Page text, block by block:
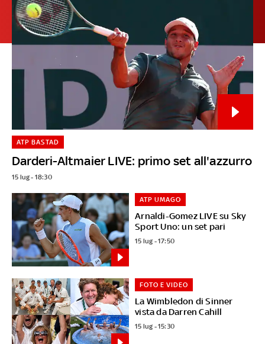
Darderi-Altmaier LIVE: primo set all'azzurro
ATP BASTAD
15 lug - 18:30
Arnaldi-Gomez LIVE su Sky
Sport Uno: un set pari
ATP UMAGO
15 lug - 17:50
La Wimbledon di Sinner
vista da Darren Cahill
FOTO E VIDEO
15 lug - 15:30